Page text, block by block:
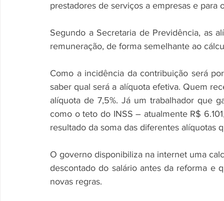
prestadores de serviços a empresas e para
Segundo a Secretaria de Previdência, as
remuneração, de forma semelhante ao
Como a incidência da contribuição será
saber qual será a alíquota efetiva. Quem
alíquota de 7,5%. Já um trabalhador que
como o teto do INSS – atualmente R$
resultado da soma das diferentes alíquotas
O governo disponibiliza na internet uma
descontado do salário antes da reforma e
novas regras.